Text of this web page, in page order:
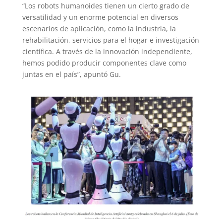
“Los robots humanoides tienen un cierto grado de
versatilidad y un enorme potencial en diversos
escenarios de aplicación, como la industria, la
rehabilitación, servicios para el hogar e investigación
científica. A través de la innovación independiente,
hemos podido producir componentes clave como
juntas en el país”, apuntó Gu.